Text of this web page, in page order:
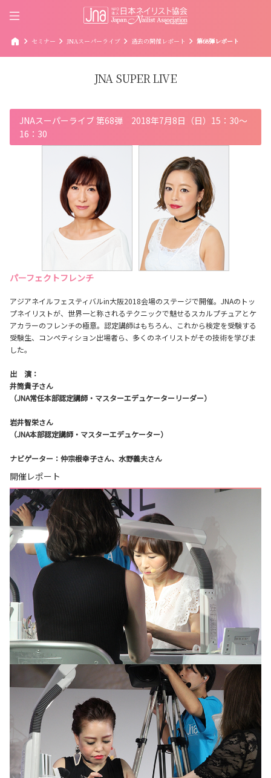
home chevron_right セミナー chevron_right JNAスーパーライブ chevron_right 過去の開催レポート chevron_right 第68弾レポート
JNA SUPER LIVE
JNAスーパーライブ 第68弾 2018年7月8日（日）15：30～
16：30
パーフェクトフレンチ
アジアネイルフェスティバルin大阪2018会場のステージで開催。JNAのトッ
プネイリストが、世界一と称されるテクニックで魅せるスカルプチュアとケ
アカラーのフレンチの極意。認定講師はもちろん、これから検定を受験する
受験生、コンペティション出場者ら、多くのネイリストがその技術を学びま
した。
出 演：
井筒貴子さん
（JNA常任本部認定講師・マスターエデュケーターリーダー）
岩井智栄さん
（JNA本部認定講師・マスターエデュケーター）
ナビゲーター：仲宗根幸子さん、水野義夫さん
開催レポート